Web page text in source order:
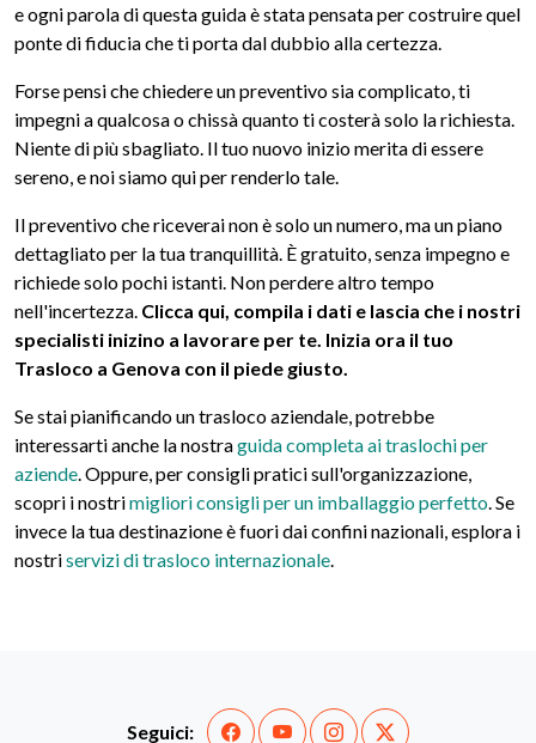
e ogni parola di questa guida è stata pensata per costruire quel
ponte di fiducia che ti porta dal dubbio alla certezza.
Forse pensi che chiedere un preventivo sia complicato, ti
impegni a qualcosa o chissà quanto ti costerà solo la richiesta.
Niente di più sbagliato. Il tuo nuovo inizio merita di essere
sereno, e noi siamo qui per renderlo tale.
Il preventivo che riceverai non è solo un numero, ma un piano
dettagliato per la tua tranquillità. È gratuito, senza impegno e
richiede solo pochi istanti. Non perdere altro tempo
nell'incertezza. Clicca qui, compila i dati e lascia che i nostri
specialisti inizino a lavorare per te. Inizia ora il tuo
Trasloco a Genova con il piede giusto.
Se stai pianificando un trasloco aziendale, potrebbe
interessarti anche la nostraguida completa ai traslochi per
aziende. Oppure, per consigli pratici sull'organizzazione,
scopri i nostrimigliori consigli per un imballaggio perfetto. Se
invece la tua destinazione è fuori dai confini nazionali, esplora i
nostriservizi di trasloco internazionale.
Seguici: